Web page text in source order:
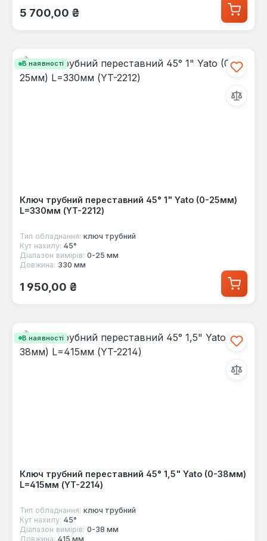
Звичайна ціна:
5 700,00 ₴
В наявності
Ключ трубний переставний 45° 1" Yato (0-25мм)
L=330мм (YT-2212)
Тип обладнання: ключ трубний
Кут нахилу: 45°
Діапазон вимірів: 0-25 мм
Довжина: 330 мм
Звичайна ціна:
1 950,00 ₴
В наявності
Ключ трубний переставний 45° 1,5" Yato (0-38мм)
L=415мм (YT-2214)
Тип обладнання: ключ трубний
Кут нахилу: 45°
Діапазон вимірів: 0-38 мм
Довжина: 415 мм